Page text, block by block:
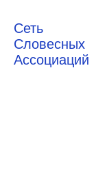
Сеть
Словесных
Ассоциаций